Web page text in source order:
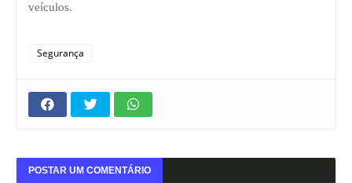
veículos.
Segurança
POSTAR UM COMENTÁRIO